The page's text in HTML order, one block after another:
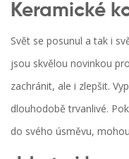
Keramické
Svět se posunul a tak i
jsou skvělou novinkou
zachránit, ale i zlepšit.
dlouhodobě trvanlivé.
do svého úsměvu,